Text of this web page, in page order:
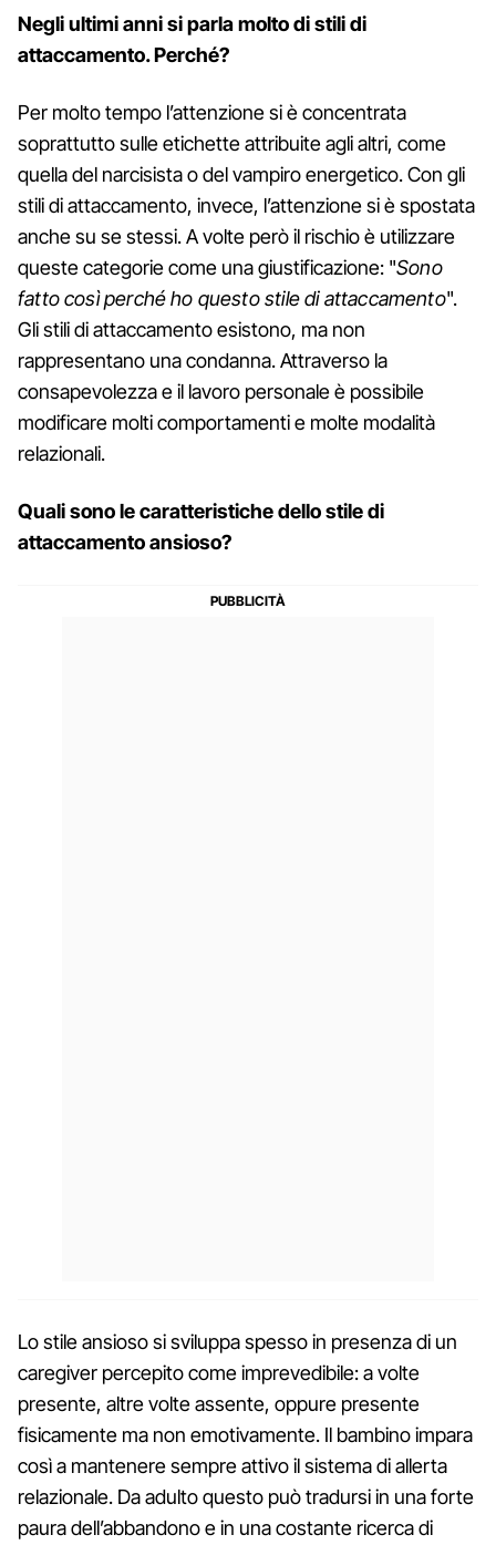
Negli ultimi anni si parla molto di stili di
attaccamento. Perché?
Per molto tempo l’attenzione si è concentrata
soprattutto sulle etichette attribuite agli altri, come
quella del narcisista o del vampiro energetico. Con gli
stili di attaccamento, invece, l’attenzione si è spostata
anche su se stessi. A volte però il rischio è utilizzare
queste categorie come una giustificazione: "Sono
fatto così perché ho questo stile di attaccamento".
Gli stili di attaccamento esistono, ma non
rappresentano una condanna. Attraverso la
consapevolezza e il lavoro personale è possibile
modificare molti comportamenti e molte modalità
relazionali.
Quali sono le caratteristiche dello stile di
attaccamento ansioso?
Lo stile ansioso si sviluppa spesso in presenza di un
caregiver percepito come imprevedibile: a volte
presente, altre volte assente, oppure presente
fisicamente ma non emotivamente. Il bambino impara
così a mantenere sempre attivo il sistema di allerta
relazionale. Da adulto questo può tradursi in una forte
paura dell’abbandono e in una costante ricerca di